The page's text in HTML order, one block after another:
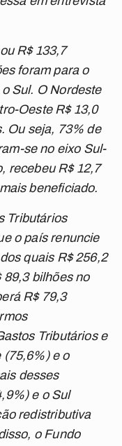
R$ 133,7
foram para o
Sul. O Nordeste
Oeste R$ 13,0
Ou seja, 73% de
se no eixo Sul-
recebeu R$ 12,7
beneficiado.
Tributários
o país renuncie
quais R$ 256,2
89,3 bilhões no
R$ 79,3
Tributários e
(75,6%) e o
desses
e o Sul
redistributiva
o Fundo